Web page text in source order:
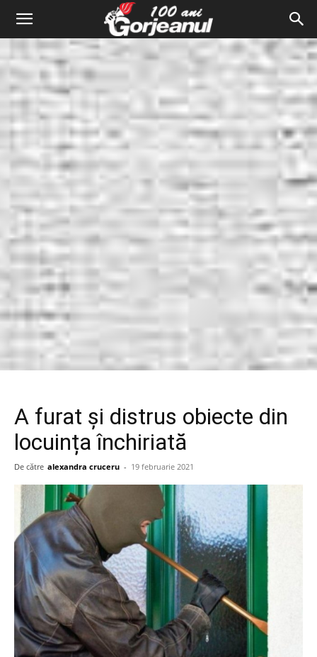
A furat și distrus obiecte din
locuința închiriată
De către alexandra cruceru - 19 februarie 2021